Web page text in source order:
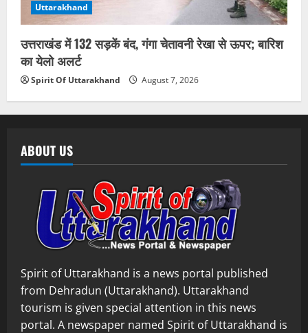
Uttarakhand
उत्तराखंड में 132 सड़कें बंद, गंगा चेतावनी रेखा से ऊपर; बारिश
का येलो अलर्ट
Spirit Of Uttarakhand August 7, 2026
ABOUT US
Spirit of Uttarakhand is a news portal published
from Dehradun (Uttarakhand). Uttarakhand
tourism is given special attention in this news
portal. A newspaper named Spirit of Uttarakhand is